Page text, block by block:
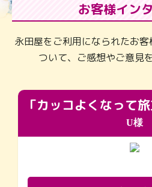
お客様イン
永田屋をご利用になられたお
ついて、ご感想やご意見
U様